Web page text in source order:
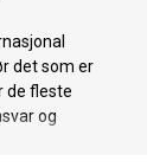
det som er
de fleste
og